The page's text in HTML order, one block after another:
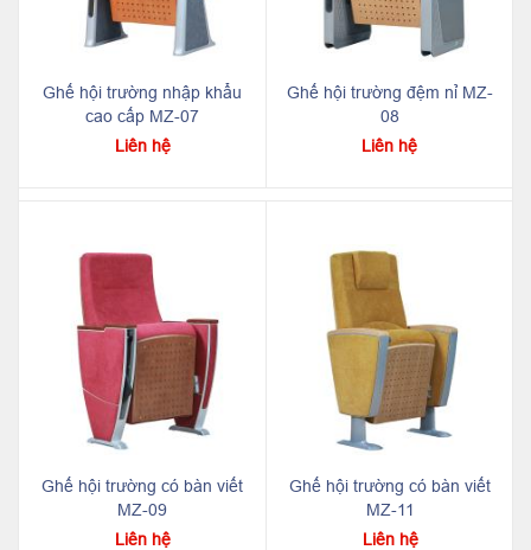
Ghế hội trường nhập khẩu
cao cấp MZ-07
Liên hệ
Ghế hội trường đệm nỉ MZ-
08
Liên hệ
Ghế hội trường có bàn viết
MZ-09
Liên hệ
Ghế hội trường có bàn viết
MZ-11
Liên hệ